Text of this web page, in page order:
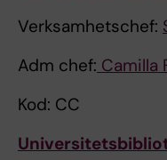
Verksamhetschef:
Adm chef: Camilla
Kod: CC